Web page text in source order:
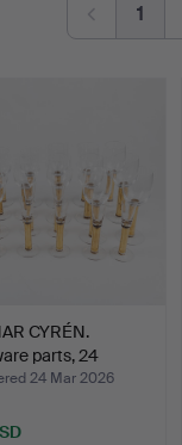
1
CYRÉN.
parts, 24
… 24 Mar 2026